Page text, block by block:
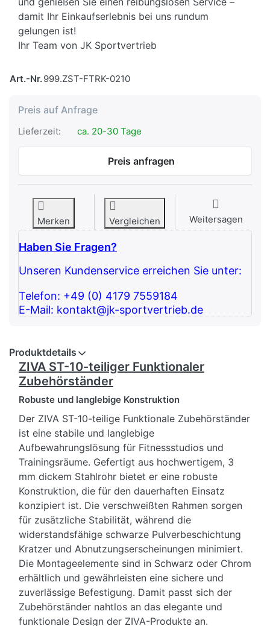
damit Ihr Einkaufserlebnis bei uns rundum
gelungen ist!
Ihr Team von JK Sportvertrieb
Art.-Nr.999.ZST-FTRK-0210
Preis auf Anfrage
Lieferzeit: ca. 20-30 Tage
Preis anfragen
Merken Vergleichen Weitersagen
Haben Sie Fragen?
Unseren Kundenservice erreichen Sie unter:
Telefon: +49 (0) 4179 7559184
E-Mail: kontakt@jk-sportvertrieb.de
Produktdetails
ZIVA ST-10-teiliger Funktionaler
Zubehörständer
Robuste und langlebige Konstruktion
Der ZIVA ST-10-teilige Funktionale Zubehörständer
ist eine stabile und langlebige
Aufbewahrungslösung für Fitnessstudios und
Trainingsräume. Gefertigt aus hochwertigem, 3
mm dickem Stahlrohr bietet er eine robuste
Konstruktion, die für den dauerhaften Einsatz
konzipiert ist. Die verschweißten Rahmen sorgen
für zusätzliche Stabilität, während die
widerstandsfähige schwarze Pulverbeschichtung
Kratzer und Abnutzungserscheinungen minimiert.
Die Montageelemente sind in Schwarz oder Chrom
erhältlich und gewährleisten eine sichere und
zuverlässige Befestigung. Damit passt sich der
Zubehörständer nahtlos an das elegante und
funktionale Design der ZIVA-Produkte an.